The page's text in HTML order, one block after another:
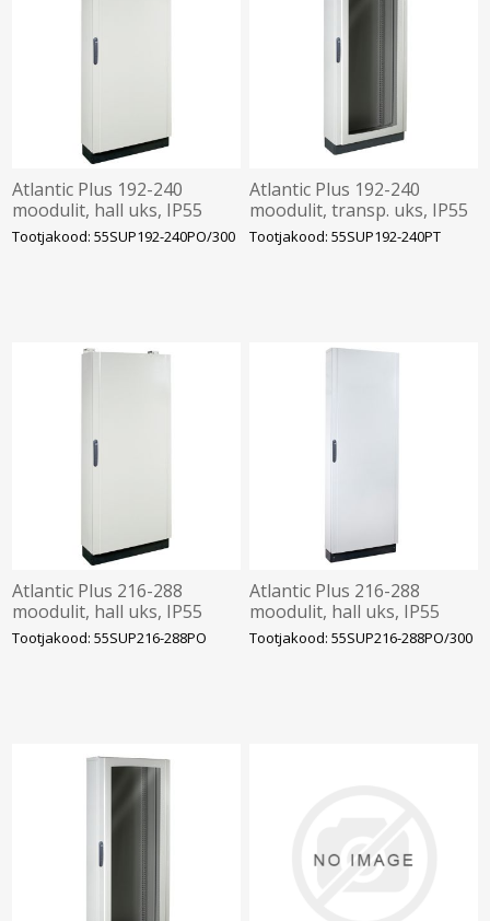
Atlantic Plus 192-240
moodulit, hall uks, IP55
1810x730x300mm, IDE
Tootjakood: 55SUP192-240PO/300
Atlantic Plus 192-240
moodulit, transp. uks, IP55
1810x730x250mm, IDE
Tootjakood: 55SUP192-240PT
Atlantic Plus 216-288
moodulit, hall uks, IP55
2110x730x250mm, IDE,
tootmine lõpetatud
Tootjakood: 55SUP216-288PO
Atlantic Plus 216-288
moodulit, hall uks, IP55
2110x730x300mm, IDE
Tootjakood: 55SUP216-288PO/300